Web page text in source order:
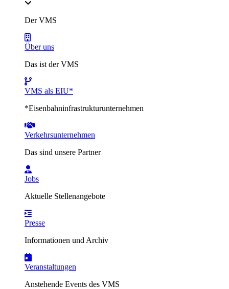
Der VMS
Über uns
Das ist der VMS
VMS als EIU*
*Eisenbahninfrastrukturunternehmen
Verkehrsunternehmen
Das sind unsere Partner
Jobs
Aktuelle Stellenangebote
Presse
Informationen und Archiv
Veranstaltungen
Anstehende Events des VMS